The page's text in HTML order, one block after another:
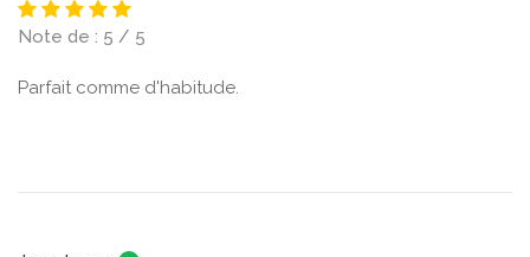
Note de : 5 / 5
Parfait comme d'habitude.